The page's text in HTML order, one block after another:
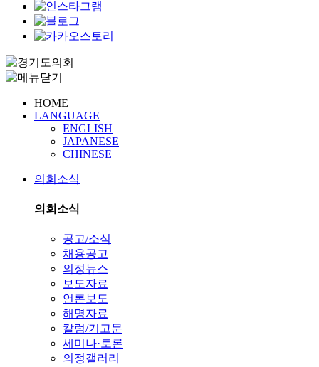
HOME
LANGUAGE
ENGLISH
JAPANESE
CHINESE
의회소식
의회소식
공고/소식
채용공고
의정뉴스
보도자료
언론보도
해명자료
칼럼/기고문
세미나·토론
의정갤러리